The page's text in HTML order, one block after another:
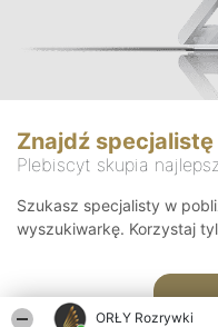
ORŁY Rozrywki
Znajdź specjalistę
Plebiscyt skupia
Szukasz specjalisty w
wyszukiwarkę. Korzystaj